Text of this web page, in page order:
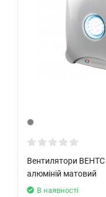
Автоматическое:
При помощи
При помощи
после
включится и
Монтажные
Вентилятори ВЕНТС
алюміній матовий
В наявності